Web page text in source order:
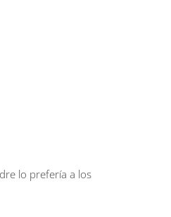
lo prefería a los